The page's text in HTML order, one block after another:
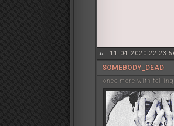
11.04.2020
SOMEBODY_DEAD
once more with felling